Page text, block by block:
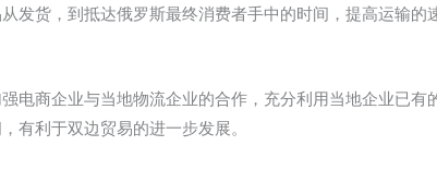
发货，到抵达俄罗斯最终消费者手中的时间，提高运输
电商企业与当地物流企业的合作，充分利用当地企业已
有利于双边贸易的进一步发展。